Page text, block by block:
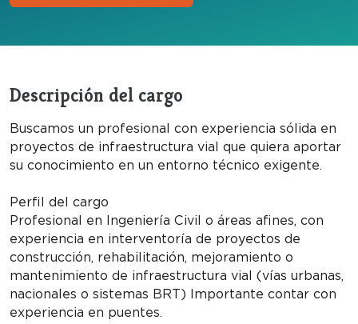
Descripción del cargo
Buscamos un profesional con experiencia sólida en
proyectos de infraestructura vial que quiera aportar
su conocimiento en un entorno técnico exigente.
Perfil del cargo
Profesional en Ingeniería Civil o áreas afines, con
experiencia en interventoría de proyectos de
construcción, rehabilitación, mejoramiento o
mantenimiento de infraestructura vial (vías urbanas,
nacionales o sistemas BRT) Importante contar con
experiencia en puentes.